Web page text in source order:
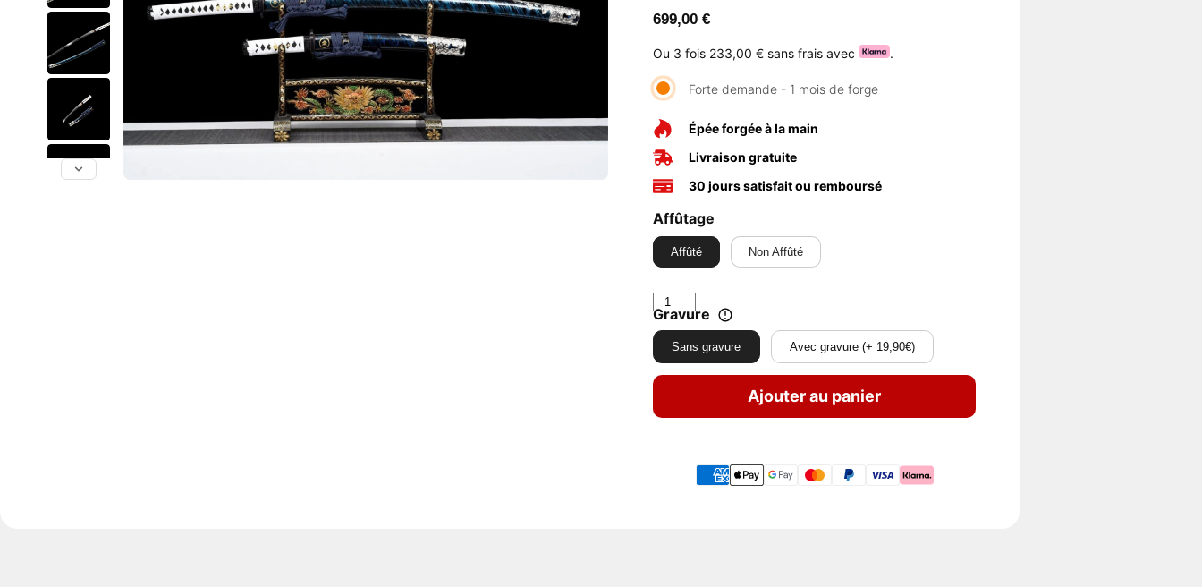
699,00 €
Ou 3 fois 233,00 € sans frais avec .
Forte demande - 1 mois de forge
Épée forgée à la main
Livraison gratuite
30 jours satisfait ou remboursé
Affûtage
Affûté Non Affûté
Gravure
Sans gravure Avec gravure (+ 19,90€)
Ajouter au panier